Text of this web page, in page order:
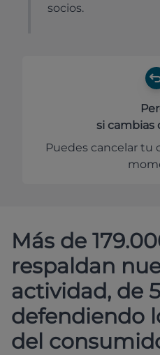
socios.
si cambias
Puedes cancelar tu
Más de
respaldan
actividad, de
defendiendo
del